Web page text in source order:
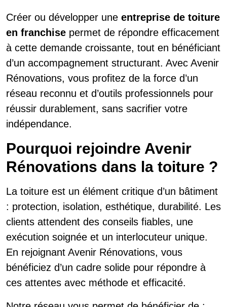
Créer ou développer une entreprise de toiture
en franchise permet de répondre efficacement
à cette demande croissante, tout en bénéficiant
d’un accompagnement structurant. Avec Avenir
Rénovations, vous profitez de la force d’un
réseau reconnu et d’outils professionnels pour
réussir durablement, sans sacrifier votre
indépendance.
Pourquoi rejoindre Avenir
Rénovations dans la toiture ?
La toiture est un élément critique d’un bâtiment
: protection, isolation, esthétique, durabilité. Les
clients attendent des conseils fiables, une
exécution soignée et un interlocuteur unique.
En rejoignant Avenir Rénovations, vous
bénéficiez d’un cadre solide pour répondre à
ces attentes avec méthode et efficacité.